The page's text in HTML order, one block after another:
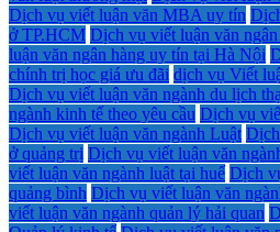
Dịch vụ viết luận văn MBA uy tín
ở TP.HCM Dịch vụ viết luận văn
luận văn ngân hàng uy tín tại Hà Nội
chính trị học giá ưu đãi dịch vụ Viết
Dịch vụ viết luận văn ngành du lịch
ngành kinh tế theo yêu cầu Dịch vụ
Dịch vụ viết luận văn ngành Luật
ở quảng trị Dịch vụ viết luận văn
viết luận văn ngành luật tại huế Dịch
quảng bình Dịch vụ viết luận văn
viết luận văn ngành quản lý hải quan